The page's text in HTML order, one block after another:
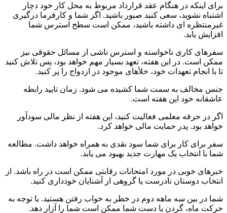
برای اینکه در هنگام عقد قرارداد مربوط به محل کار خود دچار
اشتباه نشوید، سعی کنید صبور باشید. اگر شما و کارفرما درگیری
غیرمنتظره ای داشته باشید، ممکن است سطح استرس شما
افزایش یابد.
سفرهای کاری ناخواسته و استرس ناشی از مسائل حقوقی نیز
ممکن است. در این هفته، تعهد بسیار مهم خواهد بود، پس تلاش کنید
تا با انجام تعهدات خود، خلأهای موجود در ازدواج را پر کنید.
جنس مخالف به سمت شما کشیده می شود. زمان تایید رابطه
عاشقانه خود این هفته است.
اگر در حرفه معلمی فعالیت کنید، این هفته از نظر مالی سودآور
خواهد بود. پدر حمایت مالی خواهد کرد.
سفر برای کار برای شما سود نقدی به همراه خواهد داشت. مطالعه
شما با انتخاب یک مهارت جدید بهبود می یابد.
خبرهای خوبی در مورد امتحانات رقابتی ممکن است در راه باشد. از
انتخاب دوستان نادرست یا گروهی از آشنایان خودداری کنید.
شما در بین سه ماهه دوم در خطر به خواب رفتن هستید. با توجه به
حرکت ماه، گردن یا دست شما ممکن است شما را آزار دهد.